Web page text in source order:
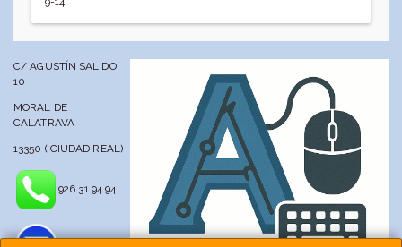
C/ AGUSTÍN SALIDO,
10
MORAL DE
CALATRAVA
13350 ( CIUDAD REAL)
926 31 94 94